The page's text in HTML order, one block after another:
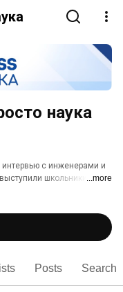
наука
интервью с инженерами и
школьники, ...more
Posts Search